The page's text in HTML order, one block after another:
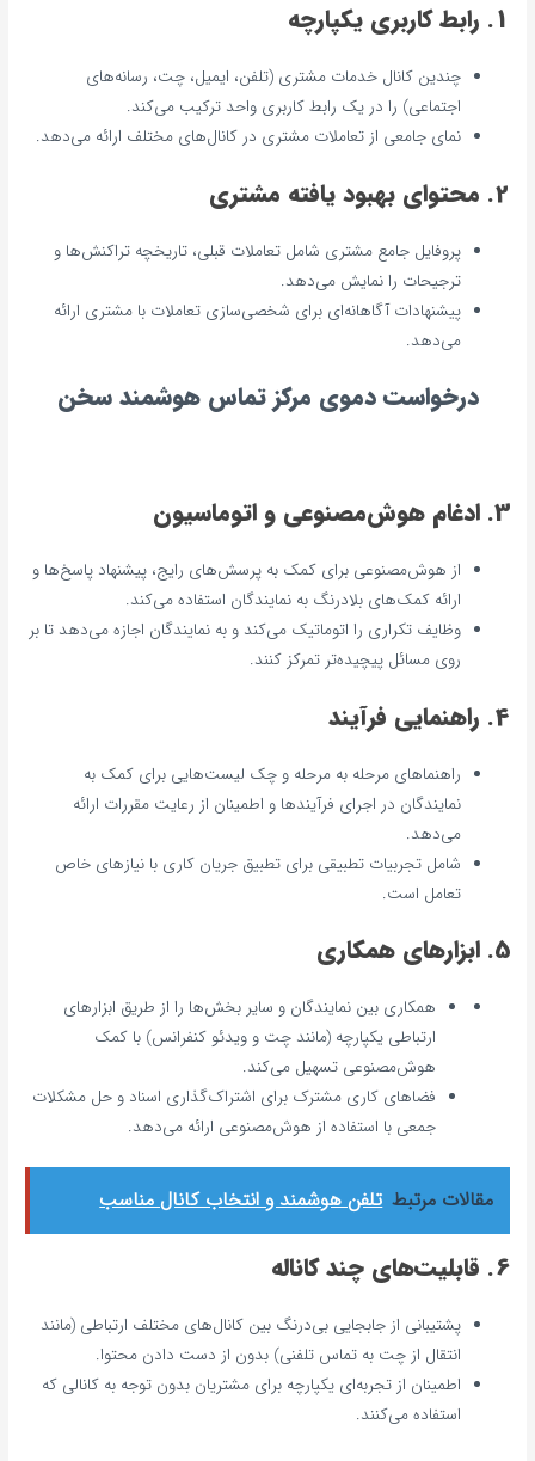
1. رابط کاربری یکپارچه
چندین کانال خدمات مشتری (تلفن، ایمیل، چت، رسانه‌های
اجتماعی) را در یک رابط کاربری واحد ترکیب می‌کند.
نمای جامعی از تعاملات مشتری در کانال‌های مختلف ارائه می‌دهد.
2. محتوای بهبود یافته مشتری
پروفایل جامع مشتری شامل تعاملات قبلی، تاریخچه تراکنش‌ها و
ترجیحات را نمایش می‌دهد.
پیشنهادات آگاهانه‌ای برای شخصی‌سازی تعاملات با مشتری ارائه
می‌دهد.
درخواست دموی مرکز تماس هوشمند سخن
3. ادغام هوش‌مصنوعی و اتوماسیون
از هوش‌مصنوعی برای کمک به پرسش‌های رایج، پیشنهاد پاسخ‌ها و
ارائه کمک‌های بلادرنگ به نمایندگان استفاده می‌کند.
وظایف تکراری را اتوماتیک می‌کند و به نمایندگان اجازه می‌دهد تا بر
روی مسائل پیچیده‌تر تمرکز کنند.
4. راهنمایی فرآیند
راهنماهای مرحله به مرحله و چک لیست‌هایی برای کمک به
نمایندگان در اجرای فرآیندها و اطمینان از رعایت مقررات ارائه
می‌دهد.
شامل تجربیات تطبیقی برای تطبیق جریان کاری با نیازهای خاص
تعامل است.
5. ابزارهای همکاری
همکاری بین نمایندگان و سایر بخش‌ها را از طریق ابزارهای
ارتباطی یکپارچه (مانند چت و ویدئو کنفرانس) با کمک
هوش‌مصنوعی تسهیل می‌کند.
فضاهای کاری مشترک برای اشتراک‌گذاری اسناد و حل مشکلات
جمعی با استفاده از هوش‌مصنوعی ارائه می‌دهد.
مقالات مرتبط تلفن هوشمند و انتخاب کانال مناسب
6. قابلیت‌های چند کاناله
پشتیبانی از جابجایی بی‌درنگ بین کانال‌های مختلف ارتباطی (مانند
انتقال از چت به تماس تلفنی) بدون از دست دادن محتوا.
اطمینان از تجربه‌ای یکپارچه برای مشتریان بدون توجه به کانالی که
استفاده می‌کنند.